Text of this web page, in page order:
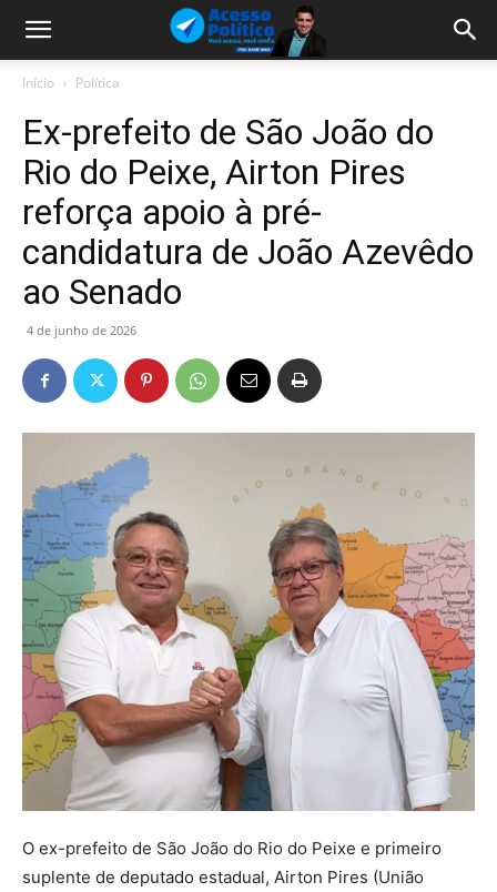
Início Política
Ex-prefeito de São João do
Rio do Peixe, Airton Pires
reforça apoio à pré-
candidatura de João Azevêdo
ao Senado
4 de junho de 2026
O ex-prefeito de São João do Rio do Peixe e primeiro
suplente de deputado estadual, Airton Pires (União